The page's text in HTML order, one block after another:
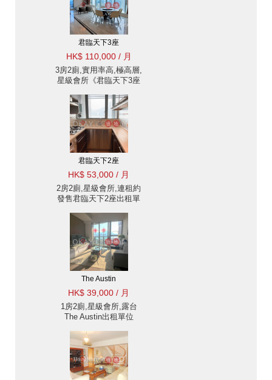
君臨天下3座
HK$ 110,000 / 月
3房2廁,實用率高,極高層,
星級會所《君臨天下3座
君臨天下2座
HK$ 53,000 / 月
2房2廁,星級會所,連租約
發售君臨天下2座出租單
The Austin
HK$ 39,000 / 月
1房2廁,星級會所,露台
The Austin出租單位